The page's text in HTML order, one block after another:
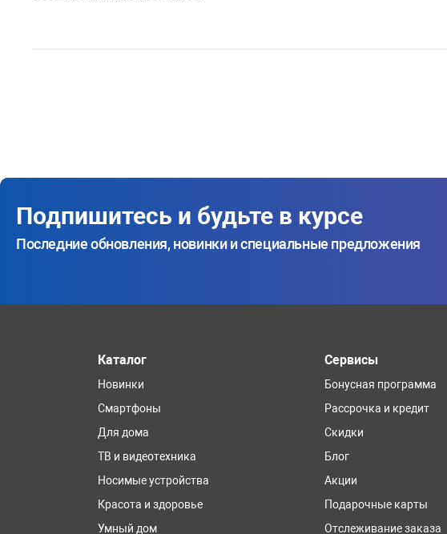
Подпишитесь и будьте в курсе
Последние обновления, новинки и специальные предложения
Каталог
Новинки
Смартфоны
Для дома
ТВ и видеотехника
Носимые устройства
Красота и здоровье
Умный дом
Сервисы
Бонусная программа
Рассрочка и кредит
Скидки
Блог
Акции
Подарочные карты
Отслеживание заказа